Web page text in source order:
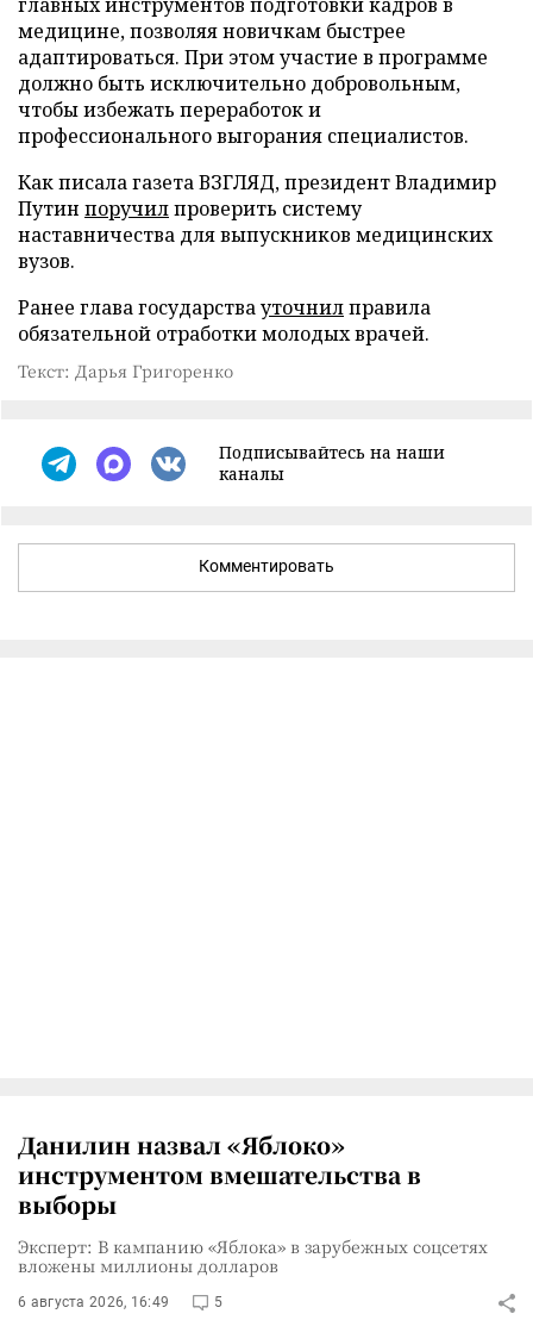
медицине, позволяя новичкам быстрее
адаптироваться. При этом участие в программе
должно быть исключительно добровольным,
чтобы избежать переработок и
профессионального выгорания специалистов.
Как писала газета ВЗГЛЯД, президент Владимир
Путин поручилпроверить систему
наставничества для выпускников медицинских
вузов.
Ранее глава государствауточнилправила
обязательной отработки молодых врачей.
Текст: Дарья Григоренко
Подписывайтесь на наши
каналы
Комментировать
Данилин назвал «Яблоко»
инструментом вмешательства в
выборы
Эксперт: В кампанию «Яблока» в зарубежных соцсетях
вложены миллионы долларов
6 августа 2026, 16:49 5